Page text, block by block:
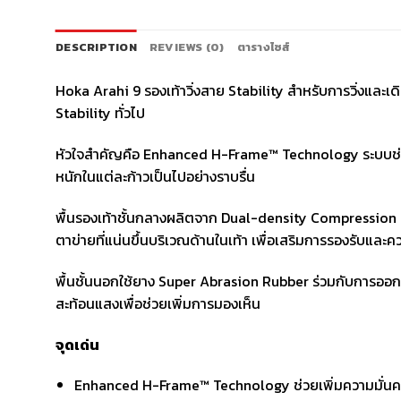
DESCRIPTION REVIEWS (0) ตารางไซส์
Hoka Arahi 9 รองเท้าวิ่งสาย Stability สำหรับการวิ่งแล
Stability ทั่วไป
หัวใจสำคัญคือ Enhanced H-Frame™ Technology ระบบ
หนักในแต่ละก้าวเป็นไปอย่างราบรื่น
พื้นรองเท้าชั้นกลางผลิตจาก Dual-density Compression
ตาข่ายที่แน่นขึ้นบริเวณด้านในเท้า เพื่อเสริมการรองรับและค
พื้นชั้นนอกใช้ยาง Super Abrasion Rubber ร่วมกับการอ
สะท้อนแสงเพื่อช่วยเพิ่มการมองเห็น
จุดเด่น
Enhanced H-Frame™ Technology ช่วยเพิ่มความมั่